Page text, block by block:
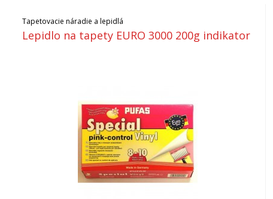
Tapetovacie náradie a lepidlá
Lepidlo na tapety EURO 3000 200g indikator